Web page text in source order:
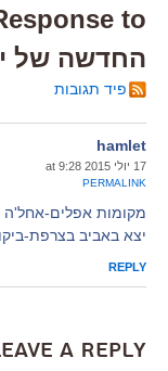
החדשה של ישראל,
פיד תגובות
hamlet
17 יולי 2015 at 9:28
PERMALINK
מקומות אפלים-
יצא באביב בצרפת-
REPLY
a Reply